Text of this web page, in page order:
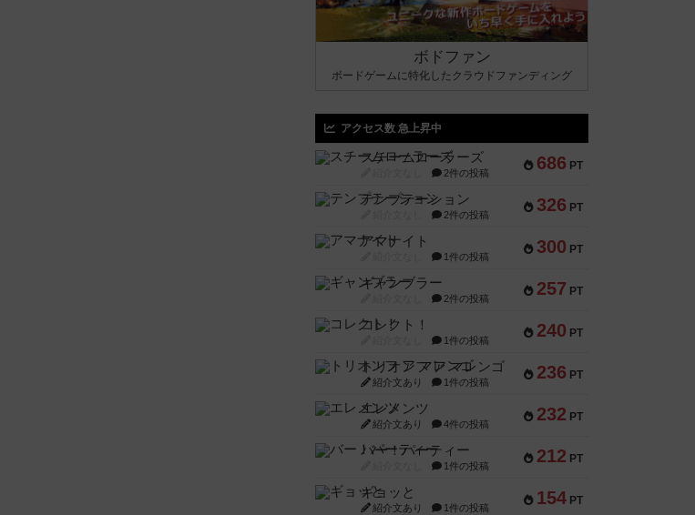
ボドファン
ボードゲームに特化したクラウドファンディング
アクセス数 急上昇中
686 PT
スチームローラーズ
2件の投稿
326 PT
テンプテーション
2件の投稿
300 PT
アマナイト
1件の投稿
257 PT
ギャンブラー
2件の投稿
240 PT
コレクト！
1件の投稿
236 PT
トリオンフ ア マレンゴ
紹介文あり 1件の投稿
232 PT
エレメンツ
紹介文あり 4件の投稿
212 PT
バー！パーティー
1件の投稿
154 PT
ギョッと
紹介文あり 1件の投稿